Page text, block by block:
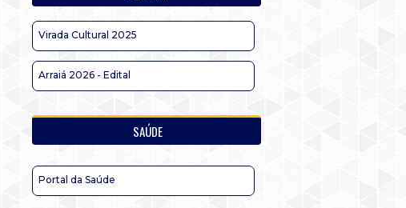
Virada Cultural 2025
Arraiá 2026 - Edital
SAÚDE
Portal da Saúde